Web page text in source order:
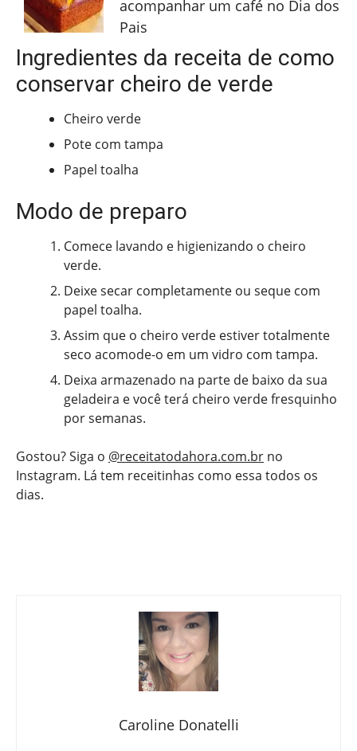
acompanhar um café no Dia dos
Pais
Ingredientes da receita de como
conservar cheiro de verde
Cheiro verde
Pote com tampa
Papel toalha
Modo de preparo
Comece lavando e higienizando o cheiro
verde.
Deixe secar completamente ou seque com
papel toalha.
Assim que o cheiro verde estiver totalmente
seco acomode-o em um vidro com tampa.
Deixa armazenado na parte de baixo da sua
geladeira e você terá cheiro verde fresquinho
por semanas.
Gostou? Siga o @receitatodahora.com.br no
Instagram. Lá tem receitinhas como essa todos os
dias.
Caroline Donatelli